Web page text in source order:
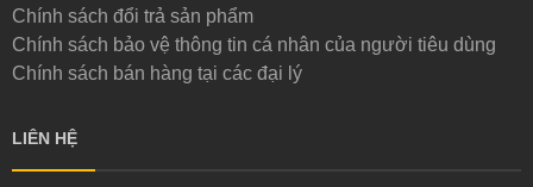
Chính sách đổi trả sản phẩm
Chính sách bảo vệ thông tin cá nhân của người tiêu dùng
Chính sách bán hàng tại các đại lý
LIÊN HỆ